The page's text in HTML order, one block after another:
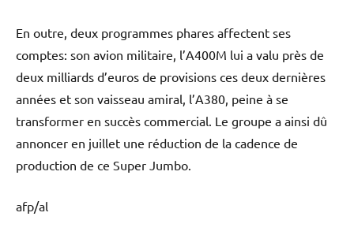
En outre, deux programmes phares affectent ses
comptes: son avion militaire, l’A400M lui a valu près de
deux milliards d’euros de provisions ces deux dernières
années et son vaisseau amiral, l’A380, peine à se
transformer en succès commercial. Le groupe a ainsi dû
annoncer en juillet une réduction de la cadence de
production de ce Super Jumbo.
afp/al